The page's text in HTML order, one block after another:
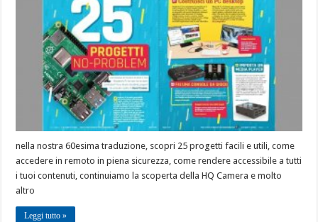
nella nostra 60esima traduzione, scopri 25 progetti facili e utili, come
accedere in remoto in piena sicurezza, come rendere accessibile a tutti
i tuoi contenuti, continuiamo la scoperta della HQ Camera e molto
altro
Leggi tutto »